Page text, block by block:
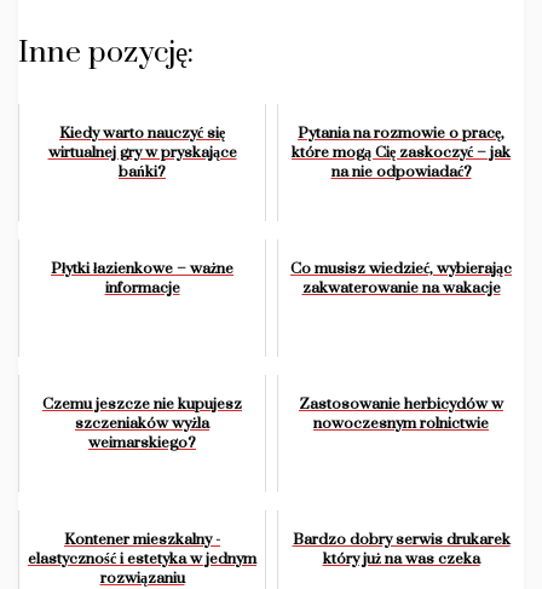
Inne pozycję:
Kiedy warto nauczyć się
wirtualnej gry w pryskające
bańki?
Pytania na rozmowie o pracę,
które mogą Cię zaskoczyć – jak
na nie odpowiadać?
Płytki łazienkowe – ważne
informacje
Co musisz wiedzieć, wybierając
zakwaterowanie na wakacje
Czemu jeszcze nie kupujesz
szczeniaków wyżla
weimarskiego?
Zastosowanie herbicydów w
nowoczesnym rolnictwie
Kontener mieszkalny -
elastyczność i estetyka w jednym
rozwiązaniu
Bardzo dobry serwis drukarek
który już na was czeka